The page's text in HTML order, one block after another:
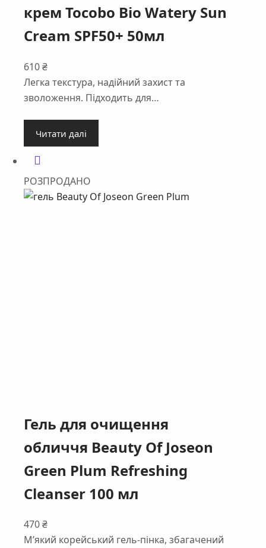
крем Tocobo Bio Watery Sun
Cream SPF50+ 50мл
610₴
Легка текстура, надійний захист та
зволоження. Підходить для…
Читати далі
РОЗПРОДАНО
Гель для очищення
обличчя Beauty Of Joseon
Green Plum Refreshing
Cleanser 100 мл
470₴
М’який корейський гель-пінка, збагачений